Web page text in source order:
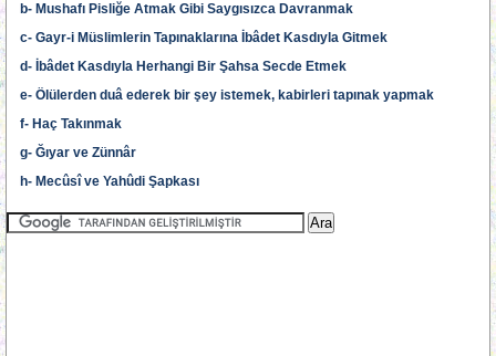
b- Mushafı Pisliğe Atmak Gibi Saygısızca Davranmak
c- Gayr-i Müslimlerin Tapınaklarına İbâdet Kasdıyla Gitmek
d- İbâdet Kasdıyla Herhangi Bir Şahsa Secde Etmek
e- Ölülerden duâ ederek bir şey istemek, kabirleri tapınak yapmak
f- Haç Takınmak
g- Ğıyar ve Zünnâr
h- Mecûsî ve Yahûdi Şapkası